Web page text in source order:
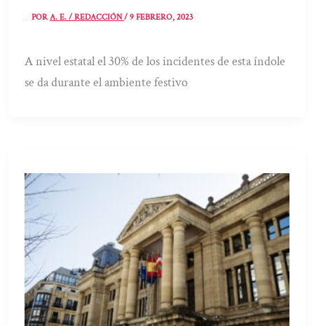
PORA. E. / REDACCIÓN/9 FEBRERO, 2023
A nivel estatal el 30% de los incidentes de esta índole
se da durante el ambiente festivo